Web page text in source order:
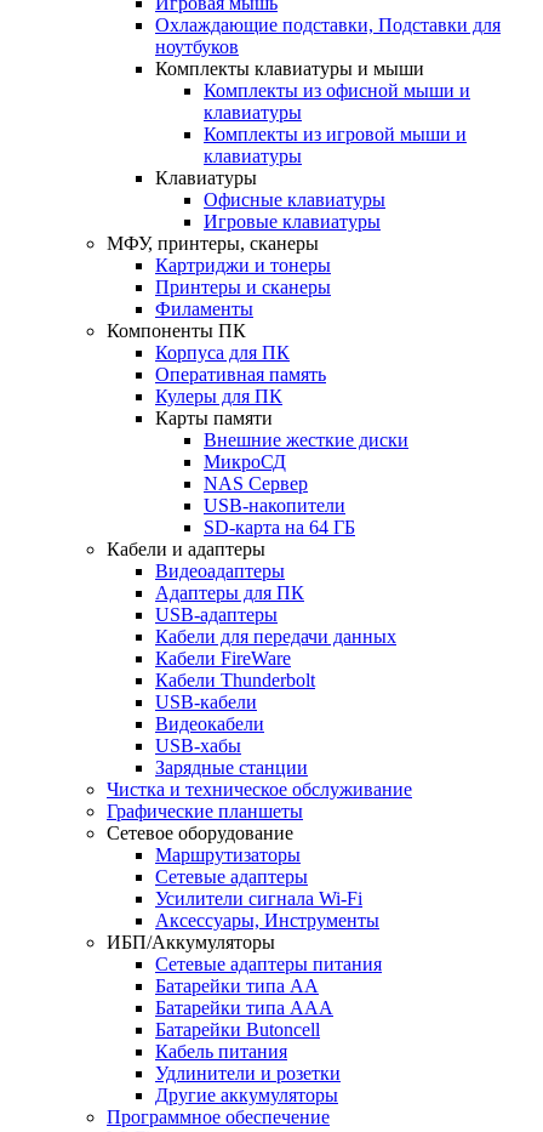
Охлаждающие подставки, Подставки для
ноутбуков
Комплекты клавиатуры и мыши
Комплекты из офисной мыши и
клавиатуры
Комплекты из игровой мыши и
клавиатуры
Клавиатуры
Офисные клавиатуры
Игровые клавиатуры
МФУ, принтеры, сканеры
Картриджи и тонеры
Принтеры и сканеры
Филаменты
Компоненты ПК
Корпуса для ПК
Оперативная память
Кулеры для ПК
Карты памяти
Внешние жесткие диски
МикроСД
NAS Сервер
USB-накопители
SD-карта на 64 ГБ
Кабели и адаптеры
Видеоадаптеры
Адаптеры для ПК
USB-адаптеры
Кабели для передачи данных
Кабели FireWare
Кабели Thunderbolt
USB-кабели
Видеокабели
USB-хабы
Зарядные станции
Чистка и техническое обслуживание
Графические планшеты
Сетевое оборудование
Маршрутизаторы
Сетевые адаптеры
Усилители сигнала Wi-Fi
Аксессуары, Инструменты
ИБП/Аккумуляторы
Сетевые адаптеры питания
Батарейки типа AA
Батарейки типа AAA
Батарейки Butoncell
Кабель питания
Удлинители и розетки
Другие аккумуляторы
Программное обеспечение